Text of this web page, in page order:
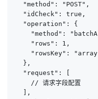
  "method": "POST",
  "idCheck": true,
  "operation": {
"method":
    "rows": 1,
"rowsKey":
  },
  "request": [
    // 请求字段配置
  ],